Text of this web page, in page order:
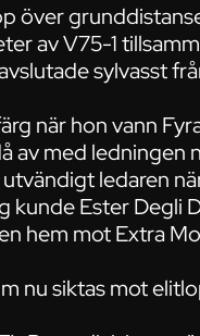
över
av V75-1
sylvasst
när hon vann
av med ledningen
ledaren
kunde Ester Degli
hem mot Extra
nu siktas mot